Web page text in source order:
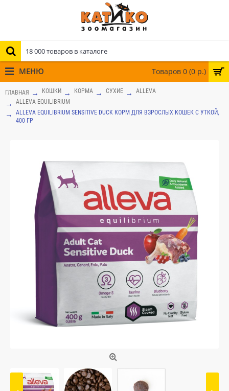
Товаров 0 (0 р.)
МЕНЮ
ГЛАВНАЯ КОШКИ КОРМА СУХИЕ
ALLEVA
ALLEVA EQUILIBRIUM
ALLEVA EQUILIBRIUM SENSITIVE DUCK КОРМ ДЛЯ ВЗРОСЛЫХ КОШЕК С УТКОЙ,
400 ГР